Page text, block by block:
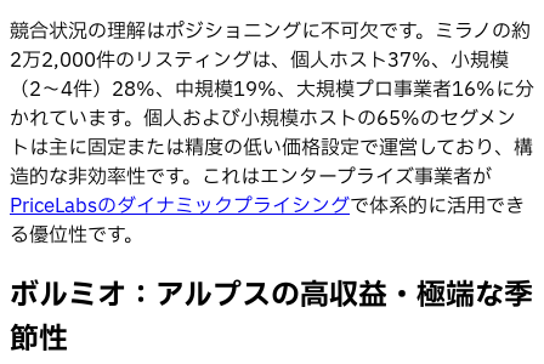
競合状況の理解はポジショニングに不可欠です。ミラノの約
2万2,000件のリスティングは、個人ホスト37%、小規模
（2〜4件）28%、中規模19%、大規模プロ事業者16%に分
かれています。個人および小規模ホストの65%のセグメン
トは主に固定または精度の低い価格設定で運営しており、構
造的な非効率性です。これはエンタープライズ事業者が
PriceLabsのダイナミックプライシングで体系的に活用でき
る優位性です。
ボルミオ：アルプスの高収益・極端な季
節性